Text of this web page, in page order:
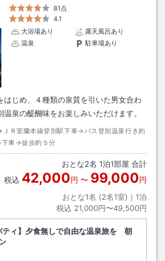
81点
4.1
大浴場あり
露天風呂あり
温泉
駐車場あり
はじめ、４種類の泉質を引いた男女合わ
泉の醍醐味をお楽しみいただけます。
Ｒ室蘭本線登別駅下車→バス登別温泉行き約
下車→徒歩約５分
おとな2名 1泊1部屋 合計
税込 42,000円 〜 99,000円
おとな1名 (2名1室)｜ 1泊
税込 21,000円〜49,500円
ティ】夕食無しで自由な温泉旅を 朝
ウト